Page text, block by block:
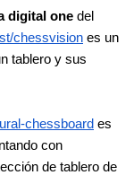
digital one del
chessvision es un
tablero y sus
chessboard es
con
de tablero de